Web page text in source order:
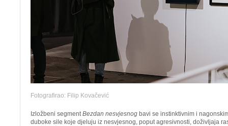
Fotografirao: Filip Kovačević
Izložbeni segmentBezdan nesvjesnog bavi se instinktivnim i
duboke sile koje djeluju iz nesvjesnog, poput agresivnosti, doživljaja